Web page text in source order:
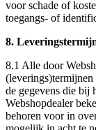
voor schade of
toegangs- of
8.
8.1 Alle door
(leverings)termijnen
de gegevens die bij
Webshopdealer
behoren voor in